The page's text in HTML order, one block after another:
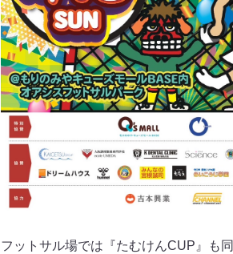
フットサル場では『たむけんCUP』も